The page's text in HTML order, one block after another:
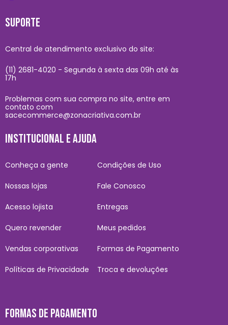
SUPORTE
Central de atendimento exclusivo do site:
(11) 2681-4020 - Segunda à sexta das 09h até às
17h
Problemas com sua compra no site, entre em
contato com
sacecommerce@zonacriativa.com.br
INSTITUCIONAL E AJUDA
Conheça a gente
Nossas lojas
Acesso lojista
Quero revender
Vendas corporativas
Políticas de Privacidade
Condições de Uso
Fale Conosco
Entregas
Meus pedidos
Formas de Pagamento
Troca e devoluções
FORMAS DE PAGAMENTO